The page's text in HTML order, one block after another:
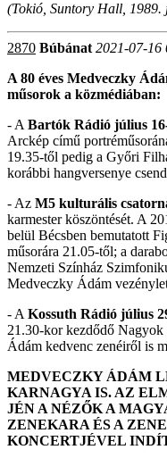
(Tokió, Suntory Hall, 1989.
2870 Búbánat 2021-07-16
A 80 éves Medveczky
műsorok a közmédiában:
- A Bartók Rádió július
Arckép című
19.35-től pedig a Győri
korábbi hangversenye
- Az M5 kulturális
karmester köszöntését. A
belül Bécsben bemutatott
műsorára 21.05-től; a
Nemzeti Színház
Medveczky Ádám
- A Kossuth Rádió július
21.30-kor kezdődő
Ádám kedvenc zenéiről is
MEDVECZKY ÁDÁM
KARNAGYA IS. AZ
JÉN A NÉZŐK A
ZENEKARA ÉS A
KONCERTJÉVEL